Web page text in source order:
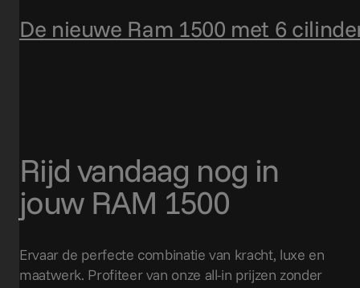
De nieuwe Ram 1500 met 6
Rijd vandaag nog in
jouw RAM 1500
Ervaar de perfecte combinatie van kracht, luxe en
maatwerk. Profiteer van onze all-in prijzen zonder